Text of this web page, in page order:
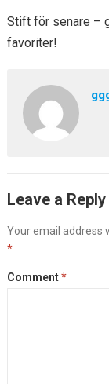
Stift för senare –
favoriter!
Leave a Reply
Your email address
*
Comment*